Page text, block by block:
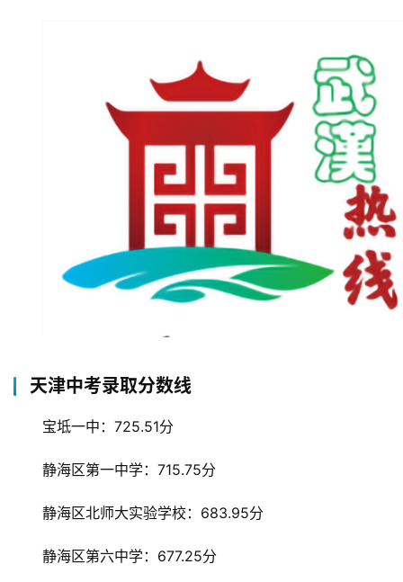
天津中考录取分数线
宝坻一中：725.51分
静海区第一中学：715.75分
静海区北师大实验学校：683.95分
静海区第六中学：677.25分